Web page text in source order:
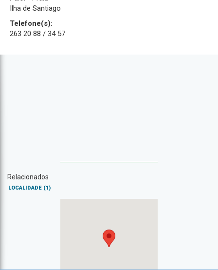
Ilha de Santiago
Telefone(s):
263 20 88 / 34 57
Relacionados
LOCALIDADE (1)